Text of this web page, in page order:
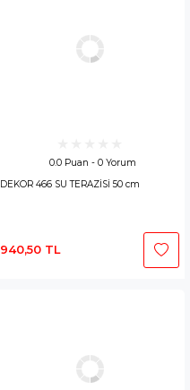
0.0 Puan - 0 Yorum
DEKOR 466 SU TERAZİSİ 50 cm
940,50 TL